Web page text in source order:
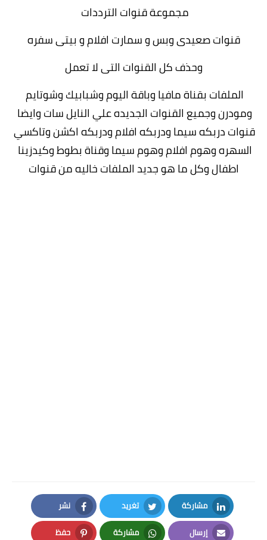
مجموعة قنوات الترددات
قنوات صعيدى وبس و سمارت افلام و بيتى سفره
وحذف كل القنوات التى لا تعمل
اطفال وكل ما هو جديد الملفات خاليه من قنوات
نشر
Facebook
تغريد
Twitter
مشاركة
LinkedIn
حفظ مشاركة إرسال